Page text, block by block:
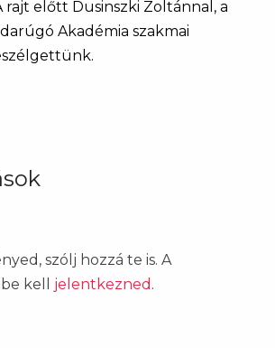
rajt előtt Dusinszki Zoltánnal, a
Akadémia szakmai
szólj hozzá te is. A
kell jelentkezned .